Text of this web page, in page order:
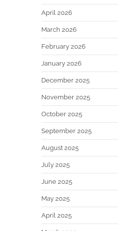
April 2026
March 2026
February 2026
January 2026
December 2025
November 2025
October 2025
September 2025
August 2025
July 2025
June 2025
May 2025
April 2025